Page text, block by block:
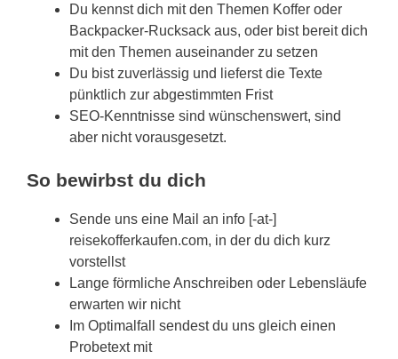
Du kennst dich mit den Themen Koffer oder
Backpacker-Rucksack aus, oder bist bereit dich
mit den Themen auseinander zu setzen
Du bist zuverlässig und lieferst die Texte
pünktlich zur abgestimmten Frist
SEO-Kenntnisse sind wünschenswert, sind
aber nicht vorausgesetzt.
So bewirbst du dich
Sende uns eine Mail an info [-at-]
reisekofferkaufen.com, in der du dich kurz
vorstellst
Lange förmliche Anschreiben oder Lebensläufe
erwarten wir nicht
Im Optimalfall sendest du uns gleich einen
Probetext mit